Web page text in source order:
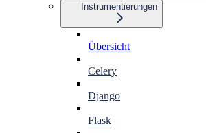
Instrumentierungen
Übersicht
Celery
Django
Flask